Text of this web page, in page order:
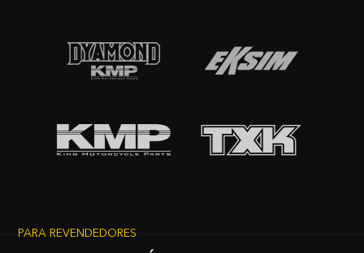
PARA REVENDEDORES